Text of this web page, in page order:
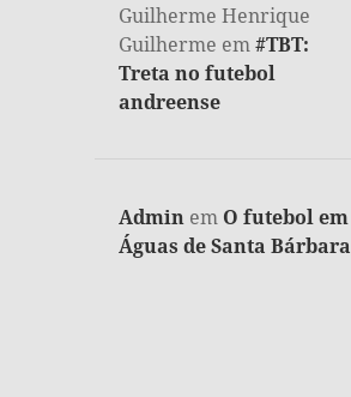
Guilherme Henrique
Guilherme em#TBT:
Treta no futebol
andreense
Admin em O futebol em
Águas de Santa Bárbara